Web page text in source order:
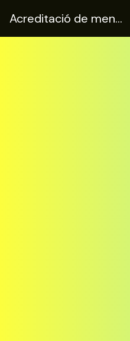
Acreditació de menors